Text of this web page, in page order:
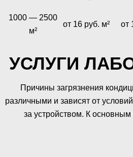
1000 — 2500
м²
от 16 руб. м² от
УСЛУГИ
Причины загрязнения
различными и зависят от
за устройством. К